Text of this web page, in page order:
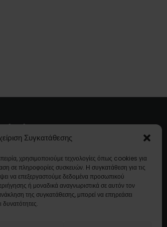
Συγκατάθεσης
χρησιμοποιούμε τεχνολογίες όπως cookies για
σε πληροφορίες συσκευών. Η συγκατάθεση για τις
να επεξεργαστούμε δεδομένα προσωπικού
ή μοναδικά αναγνωριστικά σε αυτόν τον
της συγκατάθεσης, μπορεί να επηρεάσει
δυνατότητες.
Είμαστε
προφίλ